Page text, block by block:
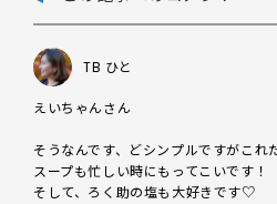
TB ひと
えいちゃんさん
そうなんです、どシンプルですがこれ
スープも忙しい時にもってこいです！
そして、ろく助の塩も大好きです♡